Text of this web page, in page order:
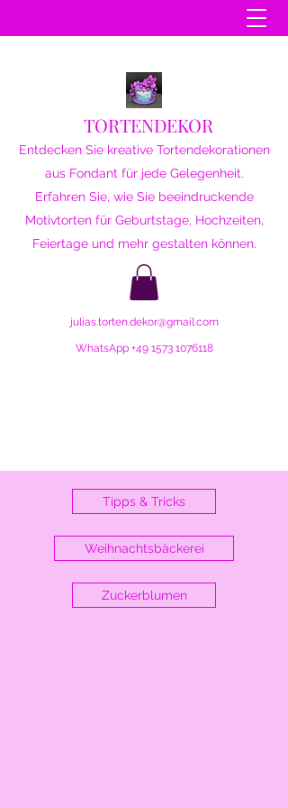
TORTENDEKOR
Entdecken Sie kreative Tortendekorationen
aus Fondant für jede Gelegenheit.
Erfahren Sie, wie Sie beeindruckende
Motivtorten für Geburtstage, Hochzeiten,
Feiertage und mehr gestalten können.
julias.torten.dekor@gmail.com
WhatsApp +49 1573 1076118
Tipps & Tricks
Weihnachtsbäckerei
Zuckerblumen